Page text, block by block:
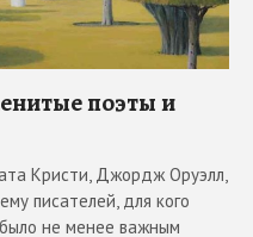
поэты и
Кристи, Джордж Оруэлл,
писателей, для кого
не менее важным